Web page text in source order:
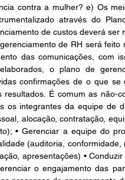
contra a mulher? e) Os
através do
de custos deverá
de RH será
das comunicações, com
o plano de
confirmações de o que
É comum as não-
integrantes da equipe de
alocação, contratação,
• Gerenciar a equipe do
(auditoria,
apresentações) •
o engajamento das